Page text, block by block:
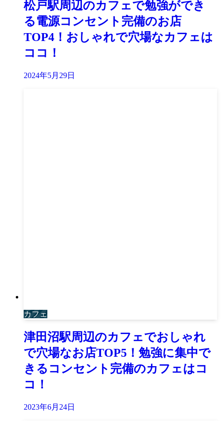
松戸駅周辺のカフェで勉強ができ
る電源コンセント完備のお店
TOP4！おしゃれで穴場なカフェは
ココ！
2024年5月29日
カフェ
津田沼駅周辺のカフェでおしゃれ
で穴場なお店TOP5！勉強に集中で
きるコンセント完備のカフェはコ
コ！
2023年6月24日